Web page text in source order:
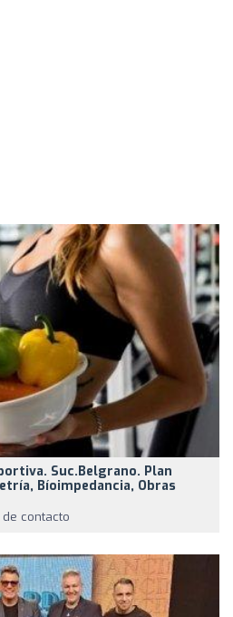
Suc.Belgrano. Plan
Bíoimpedancia, Obras
contacto